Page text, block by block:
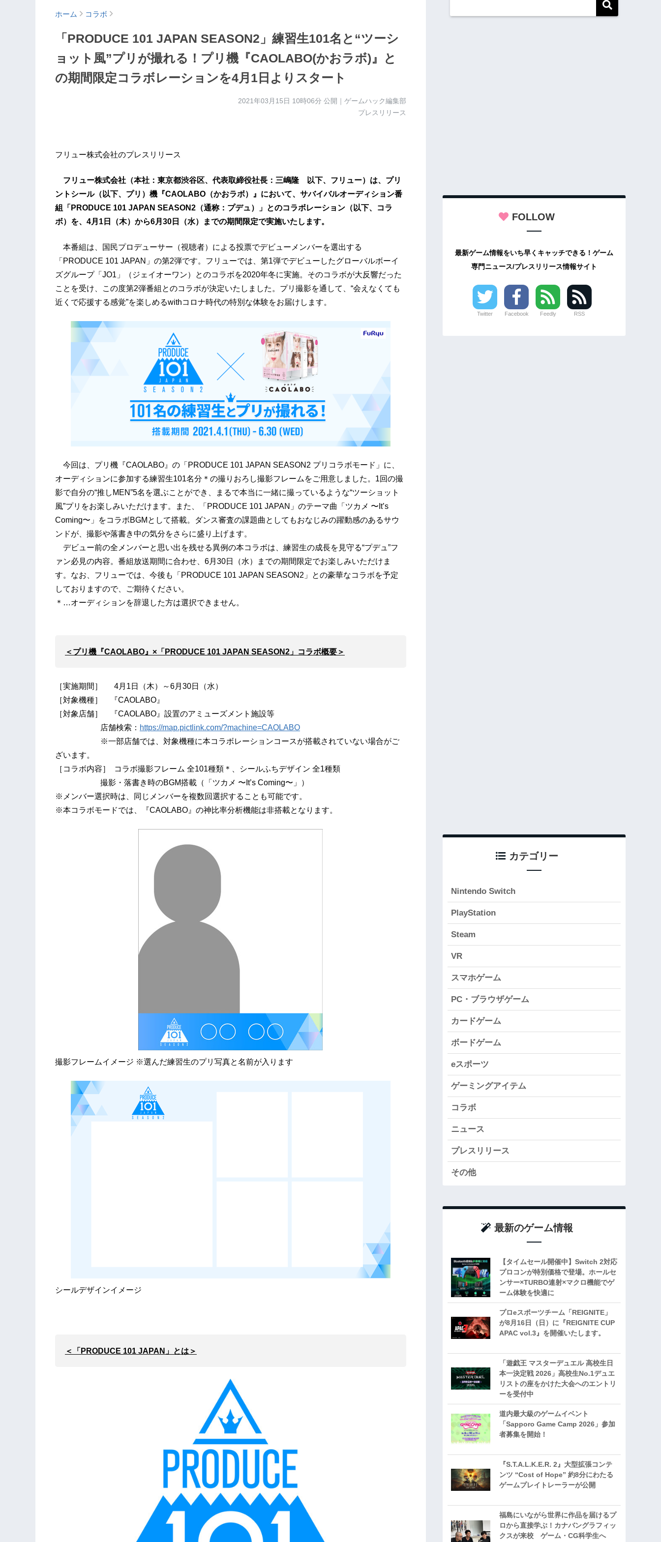
ホーム コラボ
「PRODUCE 101 JAPAN SEASON2」練習生101名と“ツーシ
ョット風”プリが撮れる！プリ機『CAOLABO(かおラボ)』と
の期間限定コラボレーションを4月1日よりスタート
2021年03月15日 10時06分 公開｜ゲームハック編集部
プレスリリース
フリュー株式会社のプレスリリース
フリュー株式会社（本社：東京都渋谷区、代表取締役社長：三嶋隆 以下、フリュー）は、プリ
ントシール（以下、プリ）機『CAOLABO（かおラボ）』において、サバイバルオーディション番
組「PRODUCE 101 JAPAN SEASON2（通称：プデュ）」とのコラボレーション（以下、コラ
ボ）を、4月1日（木）から6月30日（水）までの期間限定で実施いたします。
本番組は、国民プロデューサー（視聴者）による投票でデビューメンバーを選出する
「PRODUCE 101 JAPAN」の第2弾です。フリューでは、第1弾でデビューしたグローバルボーイ
ズグループ「JO1」（ジェイオーワン）とのコラボを2020年冬に実施。そのコラボが大反響だった
ことを受け、この度第2弾番組とのコラボが決定いたしました。プリ撮影を通して、“会えなくても
近くで応援する感覚”を楽しめるwithコロナ時代の特別な体験をお届けします。
今回は、プリ機『CAOLABO』の「PRODUCE 101 JAPAN SEASON2 プリコラボモード」に、
オーディションに参加する練習生101名分＊の撮りおろし撮影フレームをご用意しました。1回の撮
影で自分の“推しMEN”5名を選ぶことができ、まるで本当に一緒に撮っているような“ツーショット
風”プリをお楽しみいただけます。また、「PRODUCE 101 JAPAN」のテーマ曲「ツカメ 〜It’s
Coming〜」をコラボBGMとして搭載。ダンス審査の課題曲としてもおなじみの躍動感のあるサウ
ンドが、撮影や落書き中の気分をさらに盛り上げます。
デビュー前の全メンバーと思い出を残せる異例の本コラボは、練習生の成長を見守る“プデュ”フ
ァン必見の内容。番組放送期間に合わせ、6月30日（水）までの期間限定でお楽しみいただけま
す。なお、フリューでは、今後も「PRODUCE 101 JAPAN SEASON2」との豪華なコラボを予定
しておりますので、ご期待ください。
＊…オーディションを辞退した方は選択できません。
＜プリ機『CAOLABO』×「PRODUCE 101 JAPAN SEASON2」コラボ概要＞
［実施期間］ 4月1日（木）～6月30日（水）
［対象機種］ 『CAOLABO』
［対象店舗］ 『CAOLABO』設置のアミューズメント施設等
店舗検索： https://map.pictlink.com/?machine=CAOLABO
※一部店舗では、対象機種に本コラボレーションコースが搭載されていない場合がご
ざいます。
［コラボ内容］ コラボ撮影フレーム 全101種類＊、シールふちデザイン 全1種類
撮影・落書き時のBGM搭載（「ツカメ 〜It’s Coming〜」）
※メンバー選択時は、同じメンバーを複数回選択することも可能です。
※本コラボモードでは、『CAOLABO』の神比率分析機能は非搭載となります。
撮影フレームイメージ ※選んだ練習生のプリ写真と名前が入ります
シールデザインイメージ
＜「PRODUCE 101 JAPAN」とは＞
FOLLOW
最新ゲーム情報をいち早くキャッチできる！ゲーム
専門ニュース/プレスリリース情報サイト
Twitter Facebook Feedly RSS
カテゴリー
Nintendo Switch
PlayStation
Steam
VR
スマホゲーム
PC・ブラウザゲーム
カードゲーム
ボードゲーム
eスポーツ
ゲーミングアイテム
コラボ
ニュース
プレスリリース
その他
最新のゲーム情報
【タイムセール開催中】Switch 2対応
プロコンが特別価格で登場。ホールセ
ンサー×TURBO連射×マクロ機能でゲ
ーム体験を快適に
プロeスポーツチーム「REIGNITE」
が8月16日（日）に『REIGNITE CUP
APAC vol.3』を開催いたします。
「遊戯王 マスターデュエル 高校生日
本一決定戦 2026」高校生No.1デュエ
リストの座をかけた大会へのエントリ
ーを受付中
道内最大級のゲームイベント
「Sapporo Game Camp 2026」参加
者募集を開始！
『S.T.A.L.K.E.R. 2』大型拡張コンテ
ンツ “Cost of Hope” 約8分にわたる
ゲームプレイトレーラーが公開
福島にいながら世界に作品を届けるプ
ロから直接学ぶ！カナバングラフィッ
クスが来校 ゲーム・CG科学生へ